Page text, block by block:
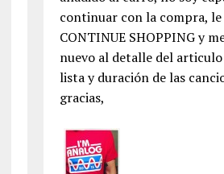
continuar con la compra, le
CONTINUE SHOPPING y
nuevo al detalle del
lista y duración de las
gracias,